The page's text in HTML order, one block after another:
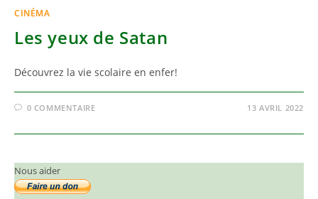
CINÉMA
Les yeux de Satan
Découvrez la vie scolaire en enfer!
0 COMMENTAIRE 13 AVRIL 2022
Nous aider